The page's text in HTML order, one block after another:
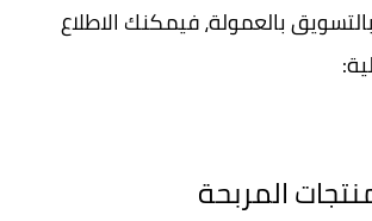
بالعمولة، فيمكنك الاطلاع
المربحة